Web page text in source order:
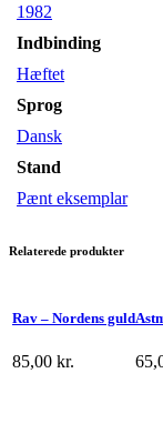
1982
Indbinding
Hæftet
Sprog
Dansk
Stand
Pænt eksemplar
Relaterede produkter
Rav – Nordens guld
85,00 kr.